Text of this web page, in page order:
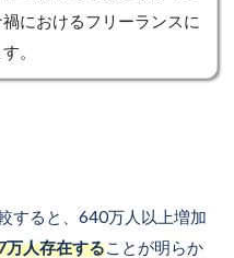
におけるフリーランスに
。
すると、640万人以上増加
人存在することが明らか